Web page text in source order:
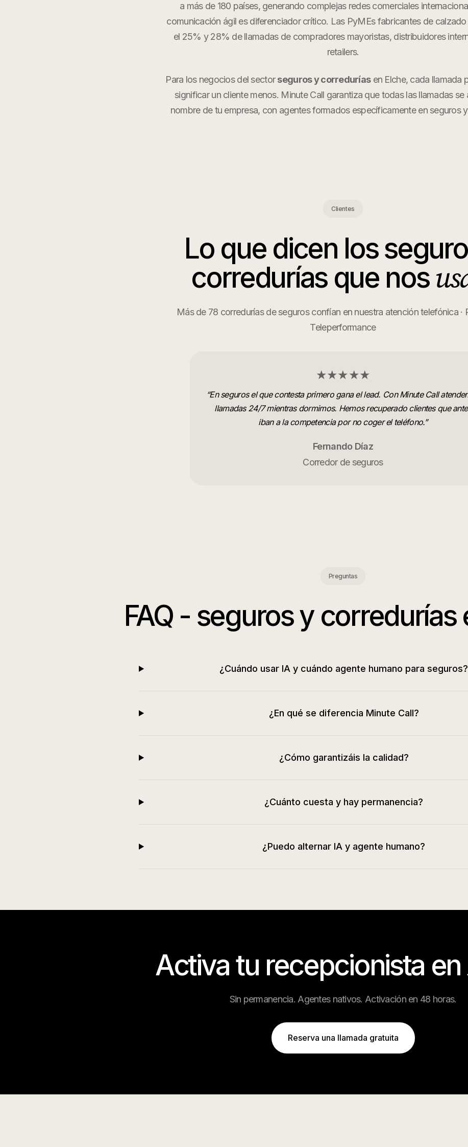
a más de 180 países, generando complejas redes comerciales
comunicación ágil es diferenciador crítico. Las PyMEs fabricantes de
el 25% y 28% de llamadas de compradores mayoristas, distribuidores
retailers.
Para los negocios del sectorseguros y correduríasen Elche, cada llamada
significar un cliente menos. Minute Call garantiza que todas las llamadas se
nombre de tu empresa, con agentes formados específicamente en seguros
Clientes
Lo que dicen los
correduríasque nos
Más de 78 corredurías de seguros confían en nuestra atención telefónica ·
Teleperformance
★★★★★
“En seguros el que contesta primero gana el lead. Con Minute Call
llamadas 24/7 mientras dormimos. Hemos recuperado clientes que
iban a la competencia por no coger el teléfono.”
Fernando Díaz
Corredor de seguros
Preguntas
FAQ - seguros y corredurías
¿Cuándo usar IA y cuándo agente humano para seguros?
¿En qué se diferencia Minute Call?
¿Cómo garantizáis la calidad?
¿Cuánto cuesta y hay permanencia?
¿Puedo alternar IA y agente humano?
Activa tu recepcionista en
Sin permanencia. Agentes nativos. Activación en 48 horas.
Reserva una llamada gratuita